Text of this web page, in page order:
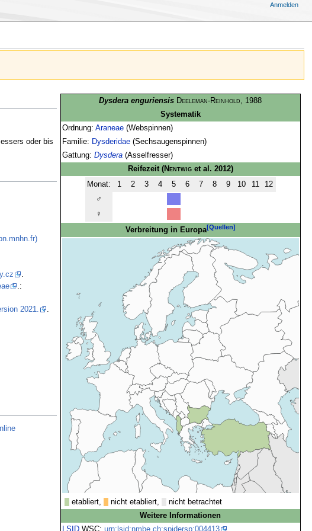
Dysdera enguriensis Deeleman-Reinhold
, 1988
Systematik
Ordnung: Araneae(Webspinnen)
Familie: Dysderidae(Sechsaugenspinnen)
Gattung: Dysdera(Asselfresser)
Reifezeit (Nentwiget al. 2012)
Monat:
1 2 3 4 5 6 7 8 9 10 11
12
♂
♀
Verbreitung in Europa[Quellen]
etabliert, nicht etabliert,
nicht betrachtet
Weitere Informationen
LSIDWSC: urn:lsid:nmbe.ch:spidersp:004413
oder bis
.:
2021. .
Anmelden